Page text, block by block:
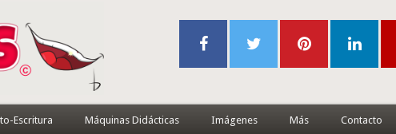
Escritura Máquinas Didácticas Imágenes Más Contacto